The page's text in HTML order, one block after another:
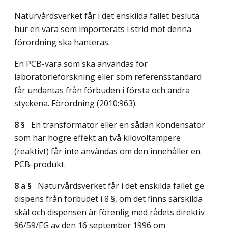
Naturvårdsverket får i det enskilda fallet besluta
hur en vara som importerats i strid mot denna
förordning ska hanteras.
En PCB-vara som ska användas för
laboratorieforskning eller som referensstandard
får undantas från förbuden i första och andra
styckena. Förordning (2010:963).
8 § En transformator eller en sådan kondensator
som har högre effekt än två kilovoltampere
(reaktivt) får inte användas om den innehåller en
PCB-produkt.
8 a § Naturvårdsverket får i det enskilda fallet ge
dispens från förbudet i 8 §, om det finns särskilda
skäl och dispensen är förenlig med rådets direktiv
96/59/EG av den 16 september 1996 om